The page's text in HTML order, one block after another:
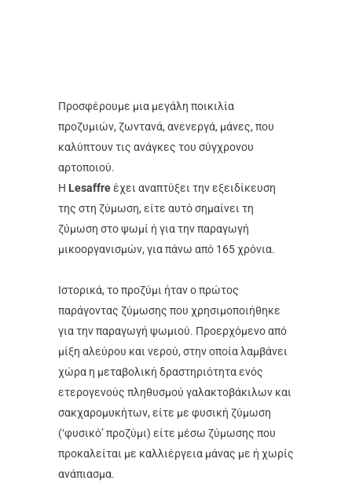
Προσφέρουμε μια μεγάλη ποικιλία
προζυμιών, ζωντανά, ανενεργά, μάνες, που
καλύπτουν τις ανάγκες του σύγχρονου
αρτοποιού.
Η Lesaffreέχει αναπτύξει την εξειδίκευση
της στη ζύμωση, είτε αυτό σημαίνει τη
ζύμωση στο ψωμί ή για την παραγωγή
μικοοργανισμών, για πάνω από 165 χρόνια.
Ιστορικά, το προζύμι ήταν ο πρώτος
παράγοντας ζύμωσης που χρησιμοποιήθηκε
για την παραγωγή ψωμιού. Προερχόμενο από
μίξη αλεύρου και νερού, στην οποία λαμβάνει
χώρα η μεταβολική δραστηριότητα ενός
ετερογενούς πληθυσμού γαλακτοβάκιλων και
σακχαρομυκήτων, είτε με φυσική ζύμωση
(‘φυσικό’ προζύμι) είτε μέσω ζύμωσης που
προκαλείται με καλλιέργεια μάνας με ή χωρίς
ανάπιασμα.